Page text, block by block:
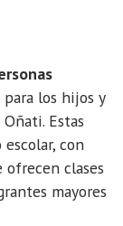
los hijos y
Estas
con
clases
mayores